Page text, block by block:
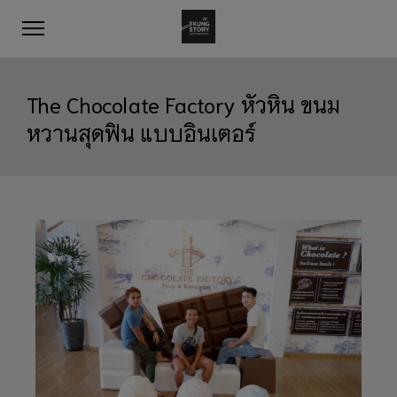
The Chocolate Factory หัวหิน ขนม
หวานสุดฟิน แบบอินเตอร์